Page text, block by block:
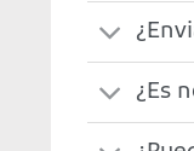
¿Es